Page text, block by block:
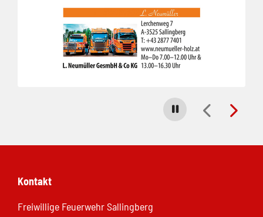
Carousel stoppen
Kontakt
Freiwillige Feuerwehr Sallingberg